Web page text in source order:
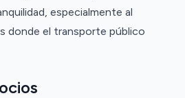
especialmente al
donde el transporte público